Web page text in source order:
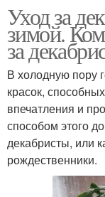
Уход за
зимой.
за
В холодную пору
красок,
впечатления и
способом этого
декабристы, или
рождественники.